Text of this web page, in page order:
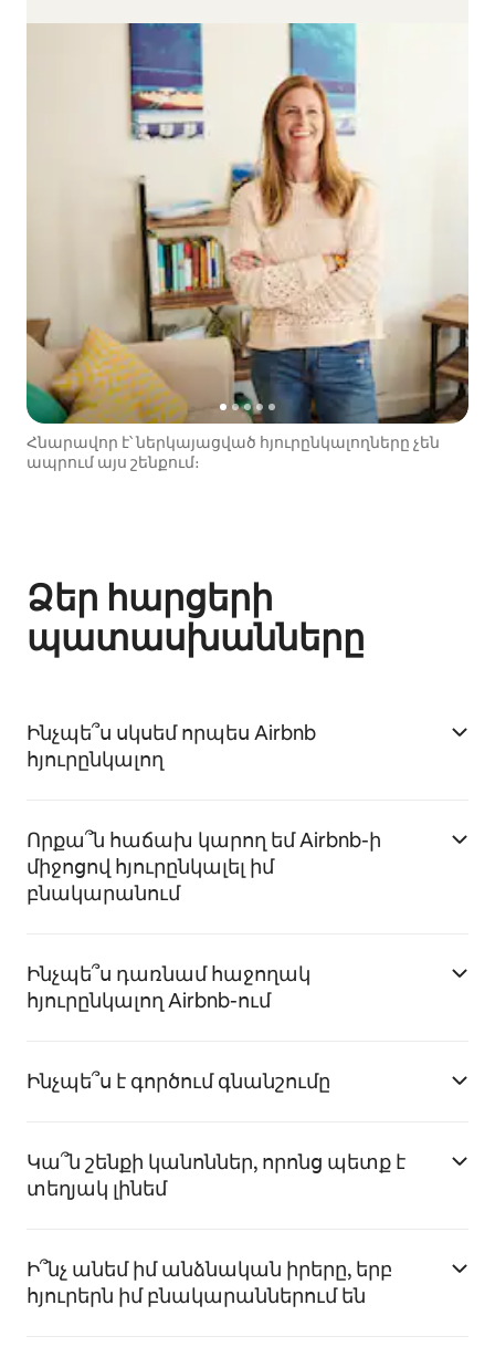
Հնարավոր է՝ ներկայացված հյուրընկալողները չեն
ապրում այս շենքում։
Ձեր հարցերի
պատասխանները
Ինչպե՞ս սկսեմ որպես Airbnb
հյուրընկալող
Որքա՞ն հաճախ կարող եմ Airbnb-ի
միջոցով հյուրընկալել իմ
բնակարանում
Ինչպե՞ս դառնամ հաջողակ
հյուրընկալող Airbnb-ում
Ինչպե՞ս է գործում գնանշումը
Կա՞ն շենքի կանոններ, որոնց պետք է
տեղյակ լինեմ
Ի՞նչ անեմ իմ անձնական իրերը, երբ
հյուրերն իմ բնակարաններում են